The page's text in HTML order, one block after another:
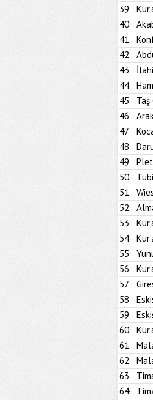
39
40
41
42
43
44
45
Taş
46
47
48
49
50
51
52
53
54
55
56
57
58
59
60
61
62
63
64